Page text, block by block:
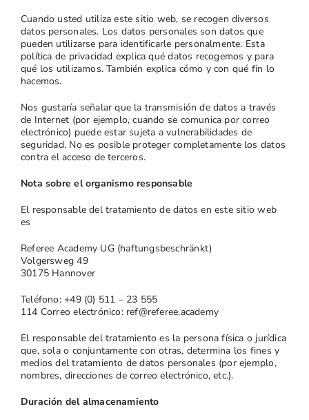
Cuando usted utiliza este sitio web, se recogen diversos
datos personales. Los datos personales son datos que
pueden utilizarse para identificarle personalmente. Esta
política de privacidad explica qué datos recogemos y para
qué los utilizamos. También explica cómo y con qué fin lo
hacemos.
Nos gustaría señalar que la transmisión de datos a través
de Internet (por ejemplo, cuando se comunica por correo
electrónico) puede estar sujeta a vulnerabilidades de
seguridad. No es posible proteger completamente los datos
contra el acceso de terceros.
Nota sobre el organismo responsable
El responsable del tratamiento de datos en este sitio web
es
Referee Academy UG (haftungsbeschränkt)
Volgersweg 49
30175 Hannover
Teléfono: +49 (0) 511 – 23 555
114 Correo electrónico: ref@referee.academy
El responsable del tratamiento es la persona física o jurídica
que, sola o conjuntamente con otras, determina los fines y
medios del tratamiento de datos personales (por ejemplo,
nombres, direcciones de correo electrónico, etc.).
Duración del almacenamiento